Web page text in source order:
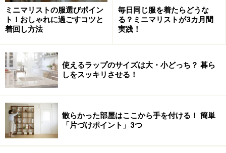
アル・カイールアカデミー分校の子供たち。10歳以上の識字
率は60％（パキスタン統計局）
パキスタンには、日本のような義務教育制度がありませ
ん。そのため大都会カラチの貧困地域の子供たちのほと
んどは、小さい頃から家計のために働くことを余儀なく
ミニマリストの服選びポイン
ト！おしゃれに過ごすコツと
着回し方法
毎日同じ服を着たらどうな
る？ミニマリストが3カ月間
実践！
使えるラップのサイズは大・小どっち？ 暮ら
しをスッキリさせる！
散らかった部屋はここから手を付ける！ 簡単
「片づけポイント」3つ